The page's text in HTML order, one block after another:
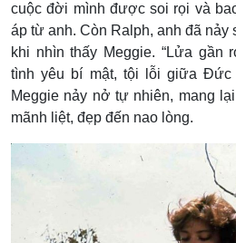
cuộc đời mình được soi rọi và
áp từ anh. Còn Ralph, anh đã nảy
khi nhìn thấy Meggie. “Lửa gần
tình yêu bí mật, tội lỗi giữa
Meggie nảy nở tự nhiên, mang
mãnh liệt, đẹp đến nao lòng.